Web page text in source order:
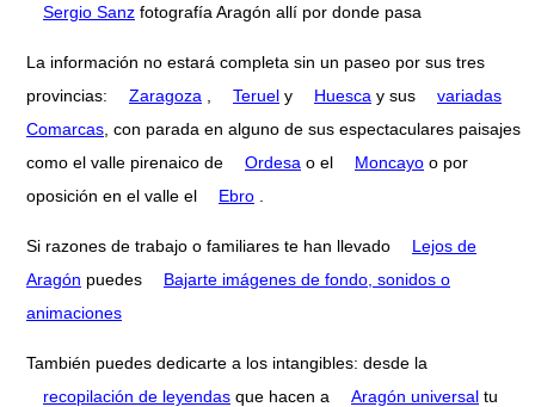
Sergio Sanz fotografía Aragón allí por donde pasa
La información no estará completa sin un paseo por sus tres
provincias:
Zaragoza Teruel y Huesca y sus
variadas
Comarcas , con parada en alguno de sus espectaculares paisajes
como el valle pirenaico de
Ordesa o el Moncayo o por
oposición en el valle el
Ebro
Si razones de trabajo o familiares te han llevado
Lejos de
Aragón puedes
Bajarte imágenes de fondo, sonidos o
animaciones
También puedes dedicarte a los intangibles: desde la
recopilación de leyendas que hacen a Aragón universal tu